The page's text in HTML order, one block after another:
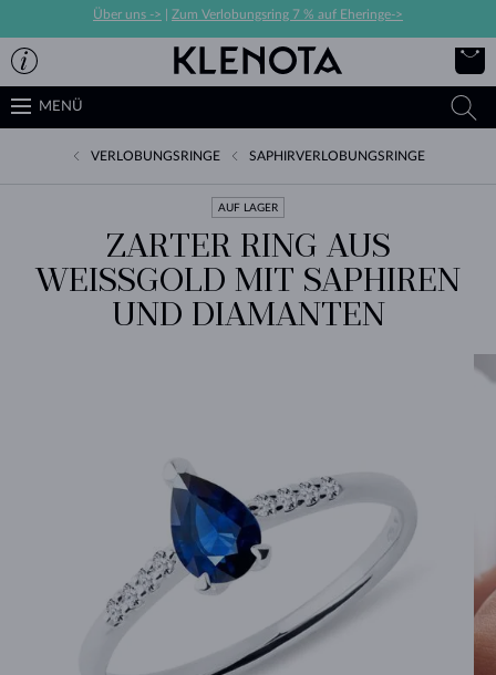
Über uns -> Zum Verlobungsring 7 % auf Eheringe->
MENÜ
VERLOBUNGSRINGE SAPHIRVERLOBUNGSRINGE
AUF LAGER
ZARTER RING AUS
WEISSGOLD MIT SAPHIREN U
ND DIAMANTEN